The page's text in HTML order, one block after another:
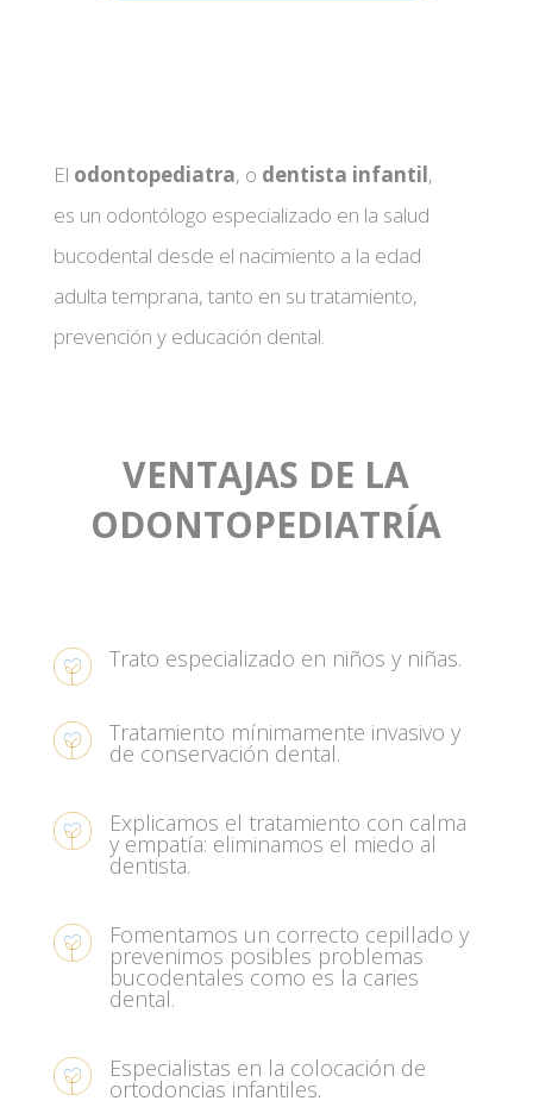
El odontopediatra, o dentista infantil,
es un odontólogo especializado en la salud
bucodental desde el nacimiento a la edad
adulta temprana, tanto en su tratamiento,
prevención y educación dental.
VENTAJAS DE LA
ODONTOPEDIATRÍA
Trato especializado en niños y niñas.
Tratamiento mínimamente invasivo y
de conservación dental.
Explicamos el tratamiento con calma
y empatía: eliminamos el miedo al
dentista.
Fomentamos un correcto cepillado y
prevenimos posibles problemas
bucodentales como es la caries
dental.
Especialistas en la colocación de
ortodoncias infantiles.